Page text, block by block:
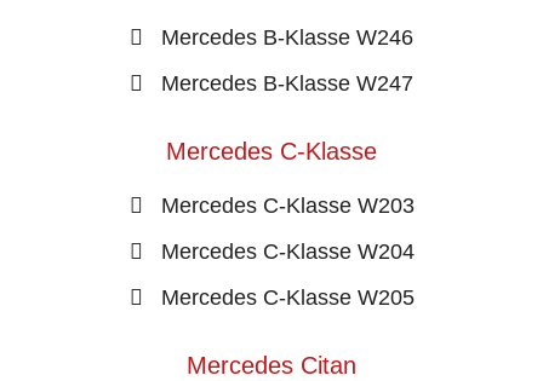
Mercedes B-Klasse W246
Mercedes B-Klasse W247
Mercedes C-Klasse
Mercedes C-Klasse W203
Mercedes C-Klasse W204
Mercedes C-Klasse W205
Mercedes Citan